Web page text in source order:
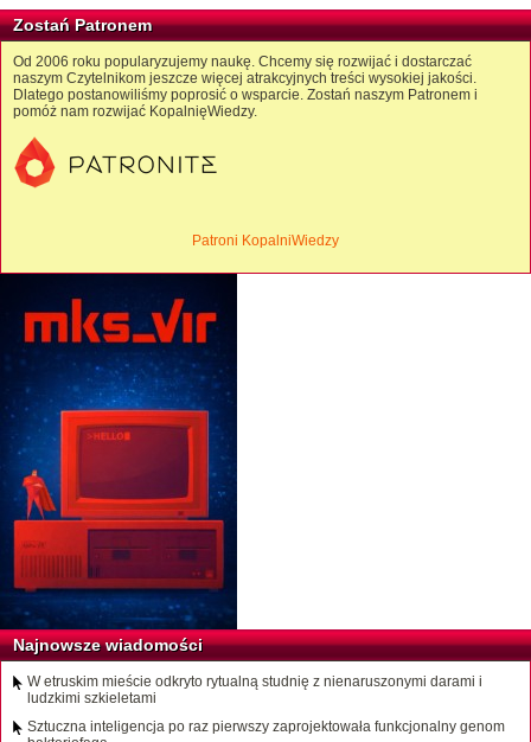
Zostań Patronem
Od 2006 roku popularyzujemy naukę. Chcemy się rozwijać i dostarczać
naszym Czytelnikom jeszcze więcej atrakcyjnych treści wysokiej jakości.
Dlatego postanowiliśmy poprosić o wsparcie. Zostań naszym Patronem i
pomóż nam rozwijać KopalnięWiedzy.
Patroni KopalniWiedzy
Najnowsze wiadomości
W etruskim mieście odkryto rytualną studnię z nienaruszonymi darami i
ludzkimi szkieletami
Sztuczna inteligencja po raz pierwszy zaprojektowała funkcjonalny genom